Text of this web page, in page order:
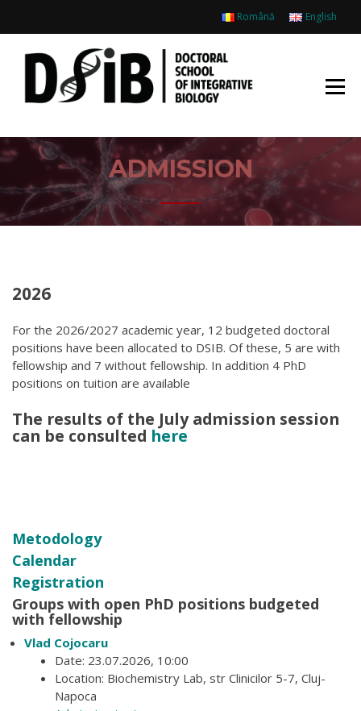
Română English
ADMISSION
2026
For the 2026/2027 academic year, 12 budgeted doctoral
positions have been allocated to DSIB. Of these, 5 are with
fellowship and 7 without fellowship. In addition 4 PhD
positions on tuition are available
The results of the July admission session
can be consulted here
Metodology
Calendar
Registration
Groups with open PhD positions budgeted
with fellowship
Vlad Cojocaru
Date: 23.07.2026, 10:00
Location: Biochemistry Lab, str Clinicilor 5-7, Cluj-
Napoca